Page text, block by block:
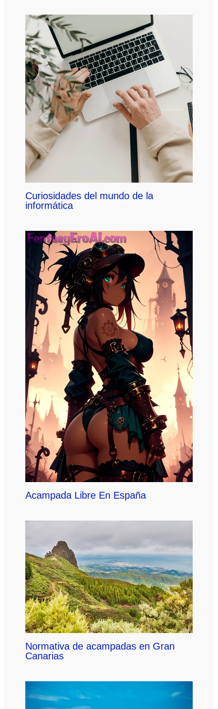
Curiosidades del mundo de la
informática
Acampada Libre En España
Normativa de acampadas en Gran
Canarias